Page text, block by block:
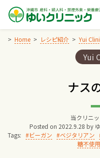
Skip
content
Home レシピ紹介 Yui
Yui
ナス
当クリニ
Posted on 2022.9.28 by
Tags:
ビーガン ベジタリアン
糖不使用
院長か